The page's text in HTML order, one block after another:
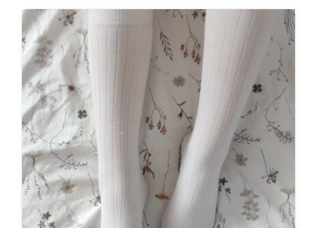
tootel
on
mitu
varianti.
Valikuid
saab
teha
tootelehel.